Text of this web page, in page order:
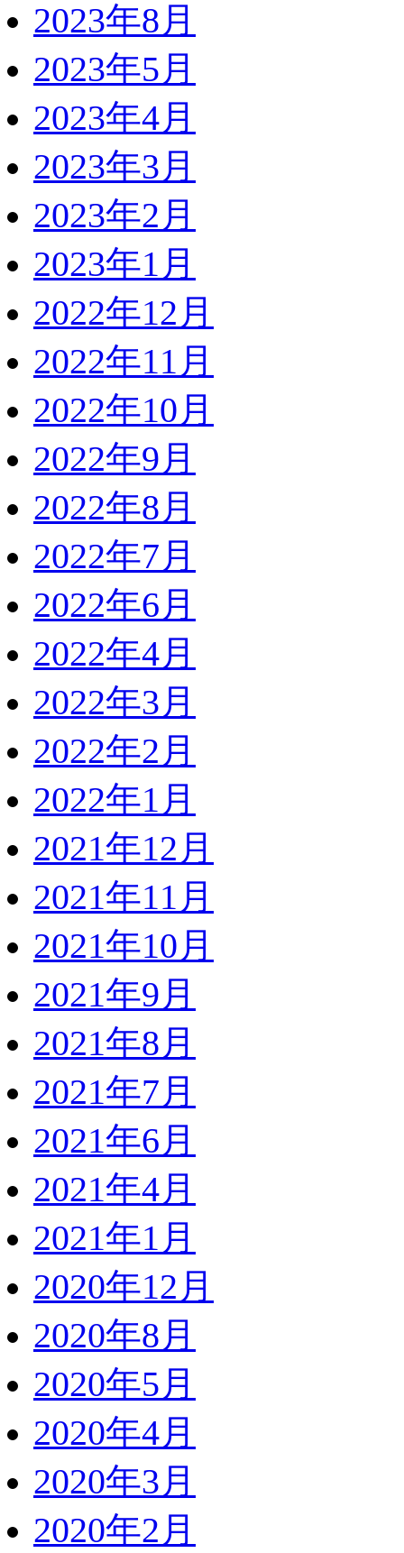
2023年8月
2023年5月
2023年4月
2023年3月
2023年2月
2023年1月
2022年12月
2022年11月
2022年10月
2022年9月
2022年8月
2022年7月
2022年6月
2022年4月
2022年3月
2022年2月
2022年1月
2021年12月
2021年11月
2021年10月
2021年9月
2021年8月
2021年7月
2021年6月
2021年4月
2021年1月
2020年12月
2020年8月
2020年5月
2020年4月
2020年3月
2020年2月